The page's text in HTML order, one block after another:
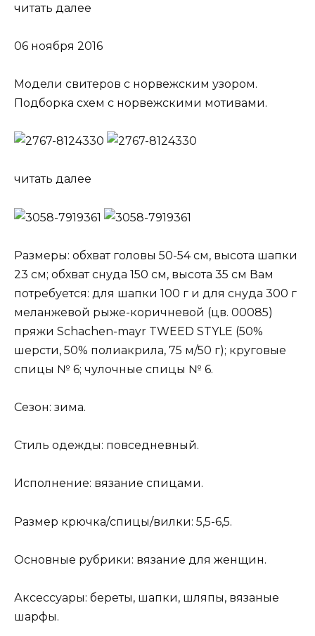
читать далее
06 ноября 2016
Модели свитеров с норвежским узором.
Подборка схем с норвежскими мотивами.
читать далее
Размеры: обхват головы 50-54 см, высота шапки
23 см; обхват снуда 150 см, высота 35 см Вам
потребуется: для шапки 100 г и для снуда 300 г
меланжевой рыже-коричневой (цв. 00085)
пряжи Schachen-mayr TWEED STYLE (50%
шерсти, 50% полиакрила, 75 м/50 г); круговые
спицы № 6; чулочные спицы № 6.
Сезон: зима.
Стиль одежды: повседневный.
Исполнение: вязание спицами.
Размер крючка/спицы/вилки: 5,5-6,5.
Основные рубрики: вязание для женщин.
Аксессуары: береты, шапки, шляпы, вязаные
шарфы.